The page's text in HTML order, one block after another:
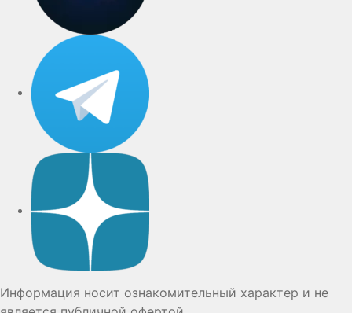
Информация носит ознакомительный характер и не